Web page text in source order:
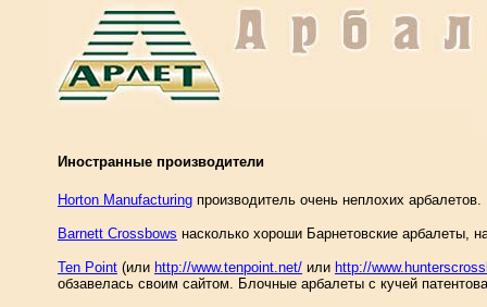
Иностранные производители
Horton Manufacturing производитель очень неплохих арбалетов.
Barnett Crossbows насколько хороши Барнетовские арбалеты,
Ten Point (или http://www.tenpoint.net/ или http://
обзавелась своим сайтом. Блочные арбалеты с кучей